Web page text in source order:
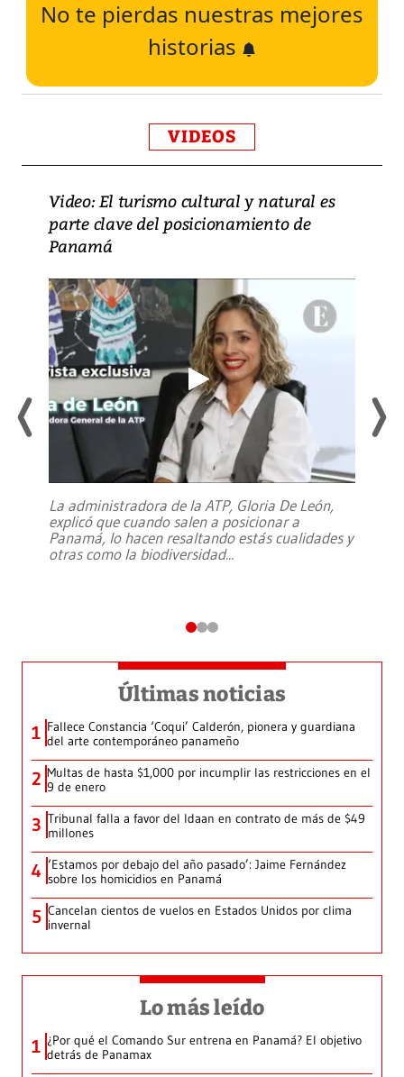
No te pierdas nuestras mejores
historias
VIDEOS
Video: El turismo cultural y natural es
parte clave del posicionamiento de
Panamá
La administradora de la ATP, Gloria De León,
explicó que cuando salen a posicionar a
Panamá, lo hacen resaltando estás cualidades y
otras como la biodiversidad...
Últimas noticias
1 Fallece Constancia ‘Coqui’ Calderón, pionera y guardiana
del arte contemporáneo panameño
2 Multas de hasta $1,000 por incumplir las restricciones en el
9 de enero
3 Tribunal falla a favor del Idaan en contrato de más de $49
millones
4 ‘Estamos por debajo del año pasado’: Jaime Fernández
sobre los homicidios en Panamá
5 Cancelan cientos de vuelos en Estados Unidos por clima
invernal
Lo más leído
1 ¿Por qué el Comando Sur entrena en Panamá? El objetivo
detrás de Panamax